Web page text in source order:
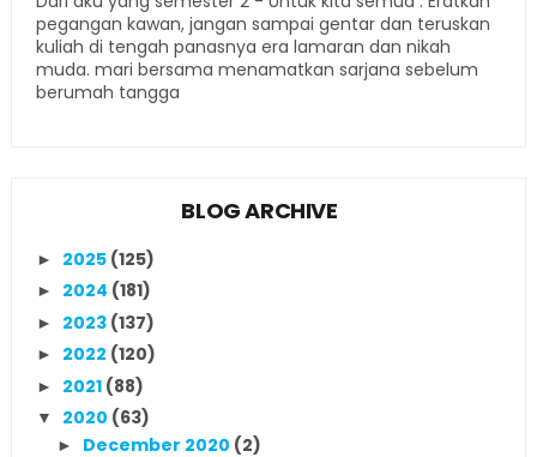
pegangan kawan, jangan sampai gentar dan teruskan
kuliah di tengah panasnya era lamaran dan nikah
muda. mari bersama menamatkan sarjana sebelum
berumah tangga
BLOG ARCHIVE
► 2025 (125)
► 2024 (181)
► 2023 (137)
► 2022 (120)
► 2021 (88)
▼ 2020 (63)
► December 2020 (2)